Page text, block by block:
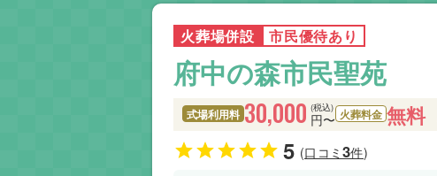
火葬場併設 市民優待あり
府中の森市民聖苑
式場利用料 (税込)
30,000 円〜 火葬料金 無料
5 (口コミ3件)